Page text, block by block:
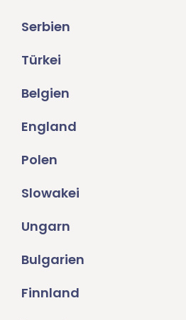
Serbien
Türkei
Belgien
England
Polen
Slowakei
Ungarn
Bulgarien
Finnland